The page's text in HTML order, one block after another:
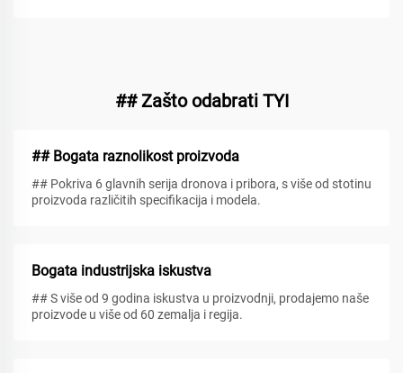
## Zašto odabrati TYI
## Bogata raznolikost proizvoda
## Pokriva 6 glavnih serija dronova i pribora, s više od stotinu
proizvoda različitih specifikacija i modela.
Bogata industrijska iskustva
## S više od 9 godina iskustva u proizvodnji, prodajemo naše
proizvode u više od 60 zemalja i regija.